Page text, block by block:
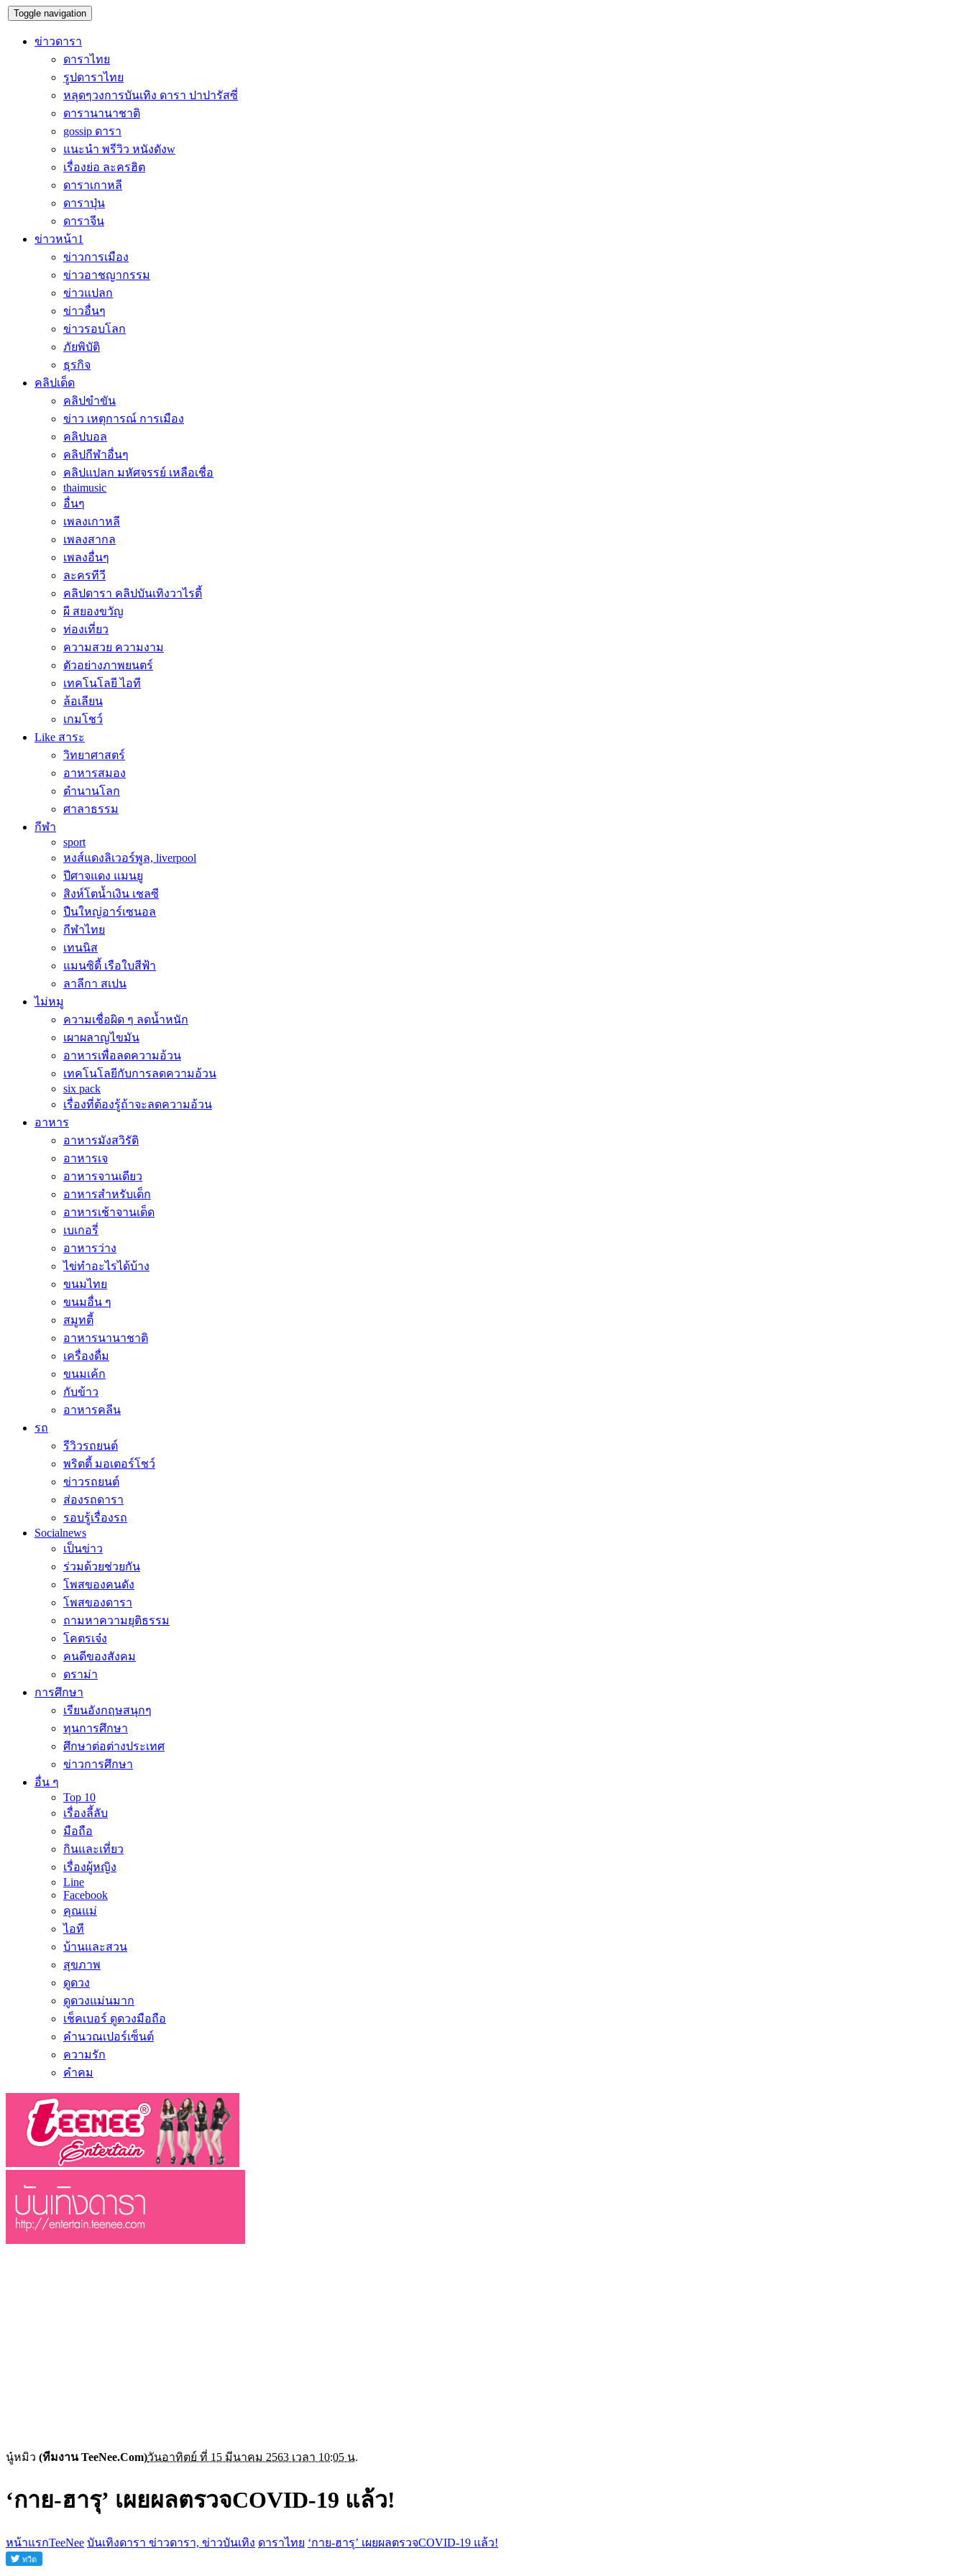
Toggle navigation
ข่าวดารา
ดาราไทย
รูปดาราไทย
หลุดๆวงการบันเทิง ดารา ปาปารัสซี่
ดารานานาชาติ
gossip ดารา
แนะนำ พรีวิว หนังดังw
เรื่องย่อ ละครฮิต
ดาราเกาหลี
ดาราปุ่น
ดาราจีน
ข่าวหน้า1
ข่าวการเมือง
ข่าวอาชญากรรม
ข่าวแปลก
ข่าวอื่นๆ
ข่าวรอบโลก
ภัยพิบัติ
ธุรกิจ
คลิปเด็ด
คลิปขำขัน
ข่าว เหตุการณ์ การเมือง
คลิปบอล
คลิปกีฬาอื่นๆ
คลิปแปลก มหัศจรรย์ เหลือเชื่อ
thaimusic
อื่นๆ
เพลงเกาหลี
เพลงสากล
เพลงอื่นๆ
ละครทีวี
คลิปดารา คลิปบันเทิงวาไรตี้
ผี สยองขวัญ
ท่องเที่ยว
ความสวย ความงาม
ตัวอย่างภาพยนตร์
เทคโนโลยี ไอที
ล้อเลียน
เกมโชว์
Like สาระ
วิทยาศาสตร์
อาหารสมอง
ตำนานโลก
ศาลาธรรม
กีฬา
sport
หงส์แดงลิเวอร์พูล, liverpool
ปีศาจแดง แมนยู
สิงห์โตน้ำเงิน เชลซี
ปืนใหญ่อาร์เซนอล
กีฬาไทย
เทนนิส
แมนซิตี้ เรือใบสีฟ้า
ลาลีกา สเปน
ไม่หมู
ความเชื่อผิด ๆ ลดน้ำหนัก
เผาผลาญไขมัน
อาหารเพื่อลดความอ้วน
เทคโนโลยีกับการลดความอ้วน
six pack
เรื่องที่ต้องรู้ถ้าจะลดความอ้วน
อาหาร
อาหารมังสวิรัติ
อาหารเจ
อาหารจานเดียว
อาหารสำหรับเด็ก
อาหารเช้าจานเด็ด
เบเกอรี่
อาหารว่าง
ไข่ทำอะไรได้บ้าง
ขนมไทย
ขนมอื่น ๆ
สมูทตี้
อาหารนานาชาติ
เครื่องดื่ม
ขนมเค้ก
กับข้าว
อาหารคลีน
รถ
รีวิวรถยนต์
พริตตี้ มอเตอร์โชว์
ข่าวรถยนต์
ส่องรถดารา
รอบรู้เรื่องรถ
Socialnews
เป็นข่าว
ร่วมด้วยช่วยกัน
โพสของคนดัง
โพสของดารา
ถามหาความยุติธรรม
โคตรเจ๋ง
คนดีของสังคม
ดราม่า
การศึกษา
เรียนอังกฤษสนุกๆ
ทุนการศึกษา
ศึกษาต่อต่างประเทศ
ข่าวการศึกษา
อื่น ๆ
Top 10
เรื่องลี้ลับ
มือถือ
กินและเที่ยว
เรื่องผู้หญิง
Line
Facebook
คุณแม่
ไอที
บ้านและสวน
สุขภาพ
ดูดวง
ดูดวงแม่นมาก
เช็คเบอร์ ดูดวงมือถือ
คำนวณเปอร์เซ็นต์
ความรัก
คำคม
นู๋หมิว (ทีมงาน TeeNee.Com)วันอาทิตย์ ที่ 15 มีนาคม 2563 เวลา 10:05 น.
‘กาย-ฮารุ’ เผยผลตรวจCOVID-19 แล้ว!
หน้าแรกTeeNee บันเทิงดารา ข่าวดารา, ข่าวบันเทิง ดาราไทย ‘กาย-ฮารุ’ เผยผลตรวจCOVID-19 แล้ว!